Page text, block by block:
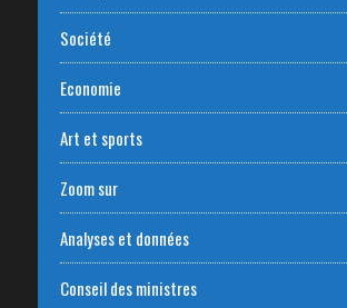
Société
Economie
Art et sports
Zoom sur
Analyses et données
Conseil des ministres